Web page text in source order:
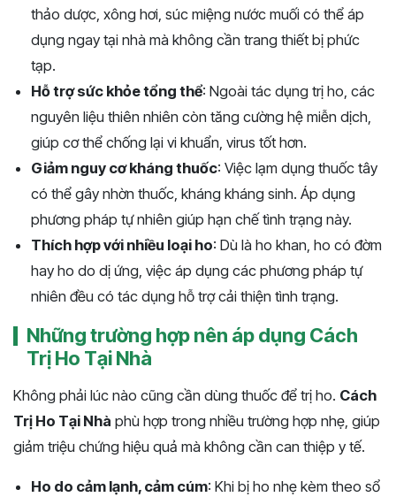
thảo dược, xông hơi, súc miệng nước muối có thể áp
dụng ngay tại nhà mà không cần trang thiết bị phức
tạp.
Hỗ trợ sức khỏe tổng thể: Ngoài tác dụng trị ho, các
nguyên liệu thiên nhiên còn tăng cường hệ miễn dịch,
giúp cơ thể chống lại vi khuẩn, virus tốt hơn.
Giảm nguy cơ kháng thuốc: Việc lạm dụng thuốc tây
có thể gây nhờn thuốc, kháng kháng sinh. Áp dụng
phương pháp tự nhiên giúp hạn chế tình trạng này.
Thích hợp với nhiều loại ho: Dù là ho khan, ho có đờm
hay ho do dị ứng, việc áp dụng các phương pháp tự
nhiên đều có tác dụng hỗ trợ cải thiện tình trạng.
Những trường hợp nên áp dụng Cách
Trị Ho Tại Nhà
Không phải lúc nào cũng cần dùng thuốc để trị ho. Cách
Trị Ho Tại Nhà phù hợp trong nhiều trường hợp nhẹ, giúp
giảm triệu chứng hiệu quả mà không cần can thiệp y tế.
Ho do cảm lạnh, cảm cúm: Khi bị ho nhẹ kèm theo sổ